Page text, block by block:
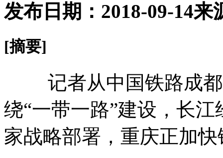
发布日期：2018-09-14来
[摘要]
记者从中国铁路成都
绕“一带一路”建设，长
家战略部署，重庆正加